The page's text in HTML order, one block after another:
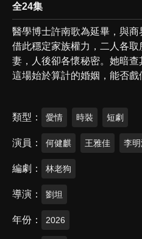
全24集
醫學博士許南歌為延畢，與
借此穩定家族權力，二人各
妻，人後卻各懷秘密。她暗查
這場始於算計的婚姻，能否戲
類型 愛情 時裝 短劇
演員 何健麒 王雅佳 李
編劇 林老狗
導演 劉坦
年份 2026